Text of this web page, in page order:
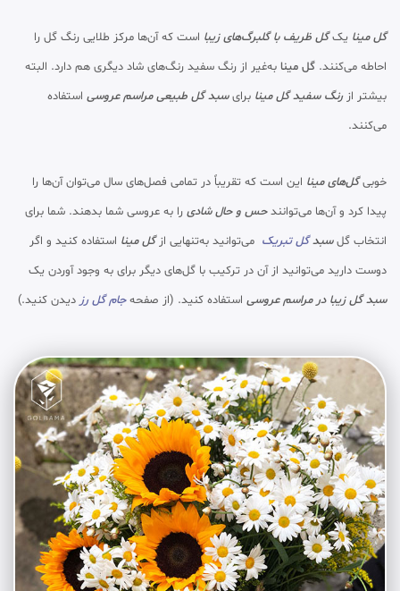
گل مینا یکگل ظریف با گلبرگ‌های زیبا است که آن‌ها مرکز طلایی رنگ گل را
احاطه می‌کنند. گل مینا به‌غیر از رنگ سفید رنگ‌های شاد دیگری هم دارد. البته
بیشتر ازرنگ سفید گل مینا برایسبد گل طبیعی مراسم عروسی استفاده
می‌کنند.
خوبیگل‌های مینا این است که تقریباً در تمامی فصل‌های سال می‌توان آن‌ها را
پیدا کرد و آن‌ها می‌توانندحس و حال شادی را به عروسی شما بدهند. شما برای
انتخاب گلسبدگل تبریک می‌توانید به‌تنهایی ازگل مینا استفاده کنید و اگر
دوست دارید می‌توانید از آن در ترکیب با گل‌های دیگر برای به وجود آوردن یک
سبد گل زیبا در مراسم عروسی استفاده کنید. (از صفحهجام گل رزدیدن کنید.)